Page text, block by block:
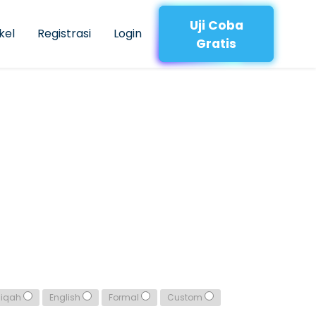
Registrasi Login
Uji Coba
Gratis
English Formal Custom